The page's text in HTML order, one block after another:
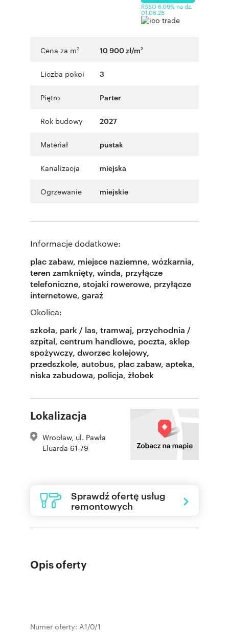
RSSO 6,09% na dz.
01.06.26
Cena za m2 10 900 zł/m2
Liczba pokoi 3
Piętro Parter
Rok budowy 2027
Materiał pustak
Kanalizacja miejska
Ogrzewanie miejskie
Informacje dodatkowe:
plac zabaw, miejsce naziemne, wózkarnia,
teren zamknięty, winda, przyłącze
telefoniczne, stojaki rowerowe, przyłącze
internetowe, garaż
Okolica:
szkoła, park / las, tramwaj, przychodnia /
szpital, centrum handlowe, poczta, sklep
spożywczy, dworzec kolejowy,
przedszkole, autobus, plac zabaw, apteka,
niska zabudowa, policja, żłobek
Lokalizacja
Wrocław, ul. Pawła
Eluarda 61-79
Sprawdź ofertę usług
remontowych
Opis oferty
Numer oferty: A1/0/1